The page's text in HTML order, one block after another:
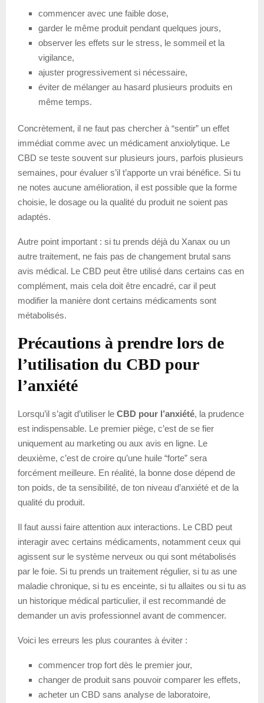
commencer avec une faible dose,
garder le même produit pendant quelques jours,
observer les effets sur le stress, le sommeil et la
vigilance,
ajuster progressivement si nécessaire,
éviter de mélanger au hasard plusieurs produits en
même temps.
Concrètement, il ne faut pas chercher à “sentir” un effet
immédiat comme avec un médicament anxiolytique. Le
CBD se teste souvent sur plusieurs jours, parfois plusieurs
semaines, pour évaluer s’il t’apporte un vrai bénéfice. Si tu
ne notes aucune amélioration, il est possible que la forme
choisie, le dosage ou la qualité du produit ne soient pas
adaptés.
Autre point important : si tu prends déjà du Xanax ou un
autre traitement, ne fais pas de changement brutal sans
avis médical. Le CBD peut être utilisé dans certains cas en
complément, mais cela doit être encadré, car il peut
modifier la manière dont certains médicaments sont
métabolisés.
Précautions à prendre lors de
l’utilisation du CBD pour
l’anxiété
Lorsqu’il s’agit d’utiliser le CBD pour l’anxiété, la prudence
est indispensable. Le premier piège, c’est de se fier
uniquement au marketing ou aux avis en ligne. Le
deuxième, c’est de croire qu’une huile “forte” sera
forcément meilleure. En réalité, la bonne dose dépend de
ton poids, de ta sensibilité, de ton niveau d’anxiété et de la
qualité du produit.
Il faut aussi faire attention aux interactions. Le CBD peut
interagir avec certains médicaments, notamment ceux qui
agissent sur le système nerveux ou qui sont métabolisés
par le foie. Si tu prends un traitement régulier, si tu as une
maladie chronique, si tu es enceinte, si tu allaites ou si tu as
un historique médical particulier, il est recommandé de
demander un avis professionnel avant de commencer.
Voici les erreurs les plus courantes à éviter :
commencer trop fort dès le premier jour,
changer de produit sans pouvoir comparer les effets,
acheter un CBD sans analyse de laboratoire,